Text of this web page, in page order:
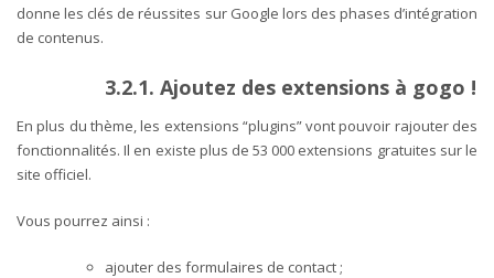
donne les clés de réussites sur Google lors des phases d’intégration
de contenus.
3.2.1. Ajoutez des extensions à gogo !
En plus du thème, les extensions “plugins” vont pouvoir rajouter des
fonctionnalités. Il en existe plus de 53 000 extensions gratuites sur le
site officiel.
Vous pourrez ainsi :
ajouter des formulaires de contact ;